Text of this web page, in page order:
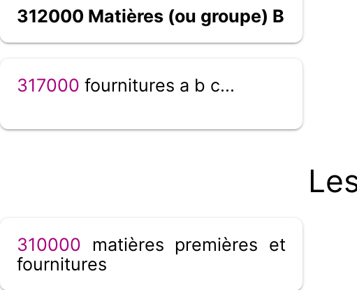
312000 Matières (ou groupe) B
317000 fournitures a b c...
310000 matières premières et
fournitures